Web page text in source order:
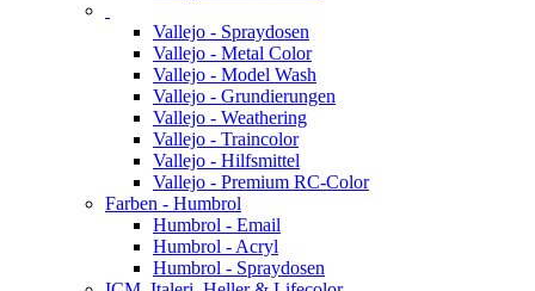
Vallejo - Spraydosen
Vallejo - Metal Color
Vallejo - Model Wash
Vallejo - Grundierungen
Vallejo - Weathering
Vallejo - Traincolor
Vallejo - Hilfsmittel
Vallejo - Premium RC-Color
Farben - Humbrol
Humbrol - Email
Humbrol - Acryl
Humbrol - Spraydosen